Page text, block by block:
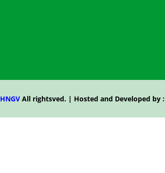
HNGVAll rightsved. | Hosted and Developed by :